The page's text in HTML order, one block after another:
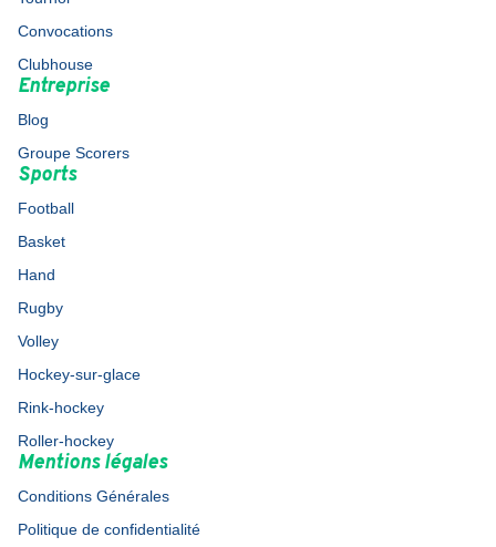
Convocations
Clubhouse
Entreprise
Blog
Groupe Scorers
Sports
Football
Basket
Hand
Rugby
Volley
Hockey-sur-glace
Rink-hockey
Roller-hockey
Mentions légales
Conditions Générales
Politique de confidentialité